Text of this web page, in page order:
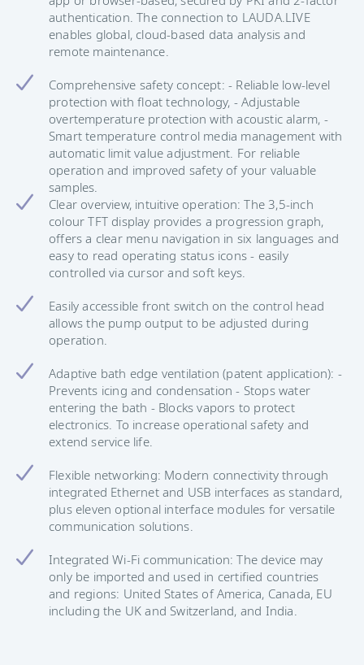
authentication. The connection to LAUDA.LIVE
enables global, cloud-based data analysis and
remote maintenance.
Comprehensive safety concept: - Reliable low-level
protection with float technology, - Adjustable
overtemperature protection with acoustic alarm, -
Smart temperature control media management with
automatic limit value adjustment. For reliable
operation and improved safety of your valuable
samples.
Clear overview, intuitive operation: The 3,5-inch
colour TFT display provides a progression graph,
offers a clear menu navigation in six languages and
easy to read operating status icons - easily
controlled via cursor and soft keys.
Easily accessible front switch on the control head
allows the pump output to be adjusted during
operation.
Adaptive bath edge ventilation (patent application): -
Prevents icing and condensation - Stops water
entering the bath - Blocks vapors to protect
electronics. To increase operational safety and
extend service life.
Flexible networking: Modern connectivity through
integrated Ethernet and USB interfaces as standard,
plus eleven optional interface modules for versatile
communication solutions.
Integrated Wi-Fi communication: The device may
only be imported and used in certified countries
and regions: United States of America, Canada, EU
including the UK and Switzerland, and India.